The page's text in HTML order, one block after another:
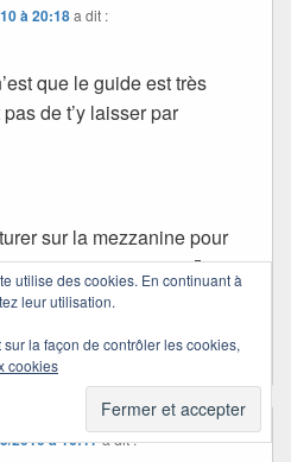
à 20:18a dit :
que le guide est très
de t’y laisser par
sur la mezzanine pour
faisions que passer…
2010 à 16:17a dit :
utilise des cookies. En continuant à
leur utilisation.
la façon de contrôler les cookies,
cookies